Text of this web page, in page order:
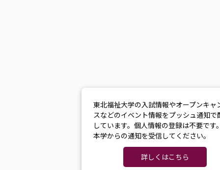
東北福祉大学の入試情報やオープンキャ
スなどのイベント情報をプッシュ通知で
しています。個人情報の登録は不要です
本学からの通知を受信してください。
詳しくはこちら